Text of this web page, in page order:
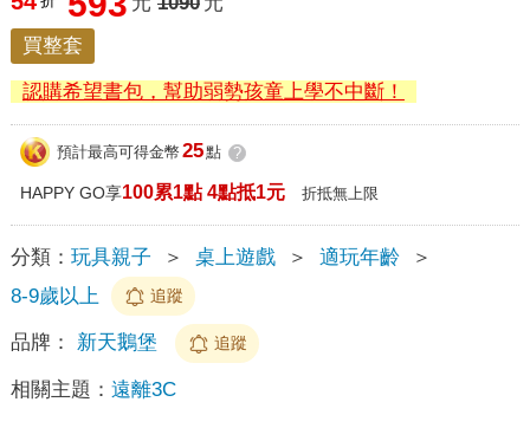
買整套
認購希望書包，幫助弱勢孩童上學不中斷！
預計最高可得金幣 25點 ?
HAPPY GO享100累1點 4點抵1元 折抵無上限
分類： 玩具親子 ＞ 桌上遊戲 ＞ 適玩年齡
＞
8-9歲以上
追蹤
品牌： 新天鵝堡 追蹤
相關主題： 遠離3C